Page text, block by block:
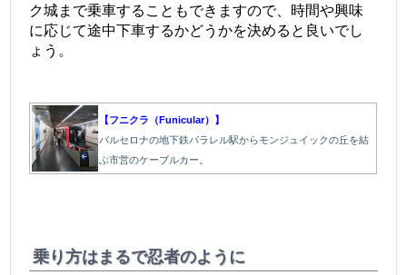
ク城まで乗車することもできますので、時間や興味
に応じて途中下車するかどうかを決めると良いでし
ょう。
【フニクラ（Funicular）】
バルセロナの地下鉄パラレル駅からモンジュイックの丘を結
ぶ市営のケーブルカー。
乗り方はまるで忍者のように